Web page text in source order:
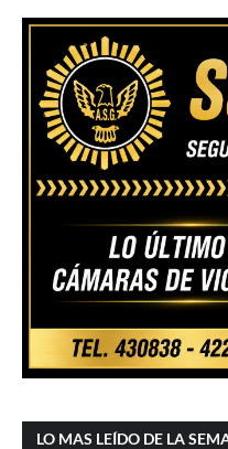
LO MAS LEÍDO DE LA